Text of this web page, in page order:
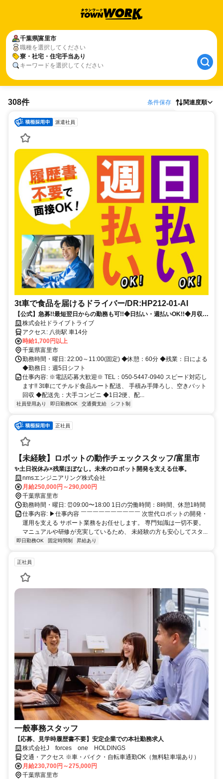
千葉県富里市
職種を選択してください
寮・社宅・住宅手当あり
キーワードを選択してください
308件 条件保存 関連度順
派遣社員
3t車で食品を届けるドライバー/DR:HP212-01-AI
【公式】急募!!最短翌日からの勤務も可!!◆日払い・週払いOK!!◆月収
54万円以上◆履歴書不要◆寮完備◆週休2日◆正社員登用制度あり
株式会社ドライブトライブ
アクセス: 八街駅 車14分
時給1,700円以上
千葉県富里市
勤務時間・曜日: 22:00～11:00(固定) ◆休憩：60分 ◆残業：日による
◆勤務日：週5日シフト
仕事内容: ※電話応募大歓迎※ TEL：050-5447-0940 スピード対応し
ます!! 3t車にてチルド食品ルート配送、 手積み手降ろし、空きバット
回収 ◆配送先：大手コンビニ ◆1日2便、配...
社員登用あり 即日勤務OK 交通費支給 シフト制
正社員
【未経験】ロボットの動作チェックスタッフ/富里市
✨土日祝休み×残業ほぼなし。未来のロボット開発を支える仕事。
nmsエンジニアリング株式会社
月給250,000円～290,000円
千葉県富里市
勤務時間・曜日: ⏰09:00〜18:00 1日の労働時間：8時間、休憩1時間
仕事内容: ▶仕事内容 ￣￣￣￣￣￣￣￣￣￣ 次世代ロボットの開発・
運用を支える サポート業務をお任せします。 専門知識は一切不要。
マニュアルや研修が充実しているため、 未経験の方も安心してスタ...
即日勤務OK 固定時間制 昇給あり
正社員
一般事務スタッフ
【応募、見学時履歴書不要】安定企業での本社勤務求人
株式会社J forces one HOLDINGS
交通・アクセス ※車・バイク・自転車通勤OK（無料駐車場あり）
月給230,700円～275,000円
千葉県富里市